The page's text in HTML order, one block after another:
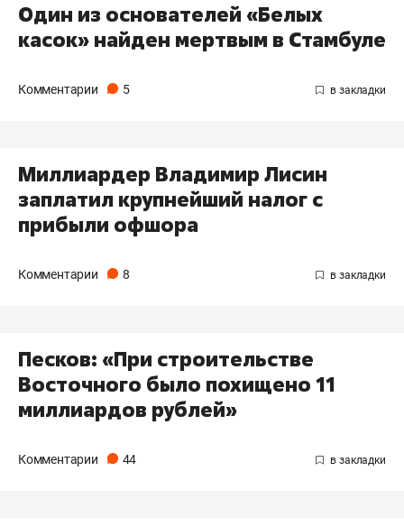
Один из основателей «Белых
касок» найден мертвым в Стамбуле
Комментарии 5
Миллиардер Владимир Лисин
заплатил крупнейший налог с
прибыли офшора
Комментарии 8
Песков: «При строительстве
Восточного было похищено 11
миллиардов рублей»
Комментарии 44